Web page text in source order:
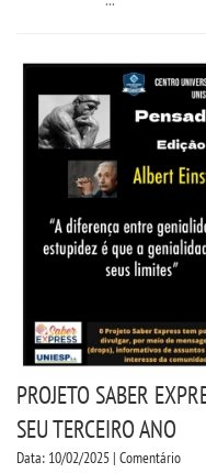
PROJETO SABER
SEU TERCEIRO ANO
Data: 10/02/2025 | Comentário